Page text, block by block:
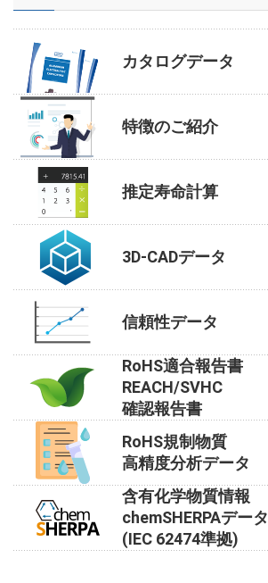
カタログデータ
特徴のご紹介
推定寿命計算
3D-CADデータ
信頼性データ
RoHS適合報告書
REACH/SVHC
確認報告書
RoHS規制物質
高精度分析データ
含有化学物質情報
chemSHERPAデータ
(IEC 62474準拠)